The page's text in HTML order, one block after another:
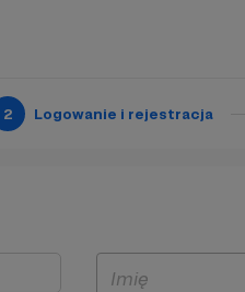
2 Logowanie i rejestracja